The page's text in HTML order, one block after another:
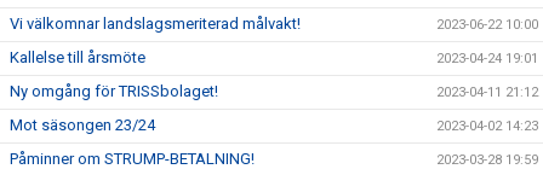
Vi välkomnar landslagsmeriterad målvakt! 2023-06-22 10:00
Kallelse till årsmöte 2023-04-24 19:01
Ny omgång för TRISSbolaget! 2023-04-11 21:12
Mot säsongen 23/24 2023-04-02 14:23
Påminner om STRUMP-BETALNING! 2023-03-28 19:59